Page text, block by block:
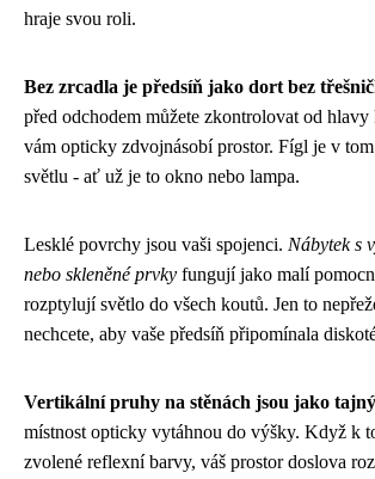
hraje svou roli.
Bez zrcadla je předsíň jako dort bez
před odchodem můžete zkontrolovat od hlavy
vám opticky zdvojnásobí prostor. Fígl je v
světlu - ať už je to okno nebo lampa.
Lesklé povrchy jsou vaši spojenci. Nábytek s
nebo skleněné prvky fungují jako malí
rozptylují světlo do všech koutů. Jen to
nechcete, aby vaše předsíň připomínala
Vertikální pruhy na stěnách jsou jako
místnost opticky vytáhnou do výšky. Když k
zvolené reflexní barvy, váš prostor doslova